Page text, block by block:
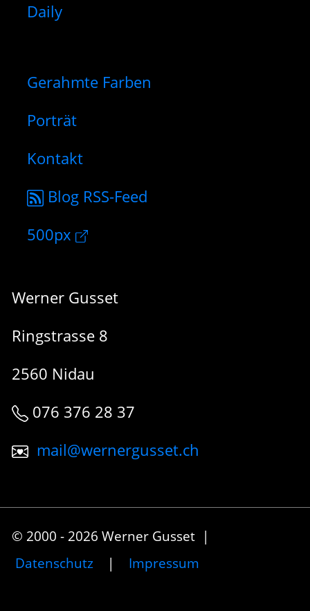
Daily
Gerahmte Farben
Porträt
Kontakt
Blog RSS-Feed
500px
Werner Gusset
Ringstrasse 8
2560 Nidau
076 376 28 37
mail@wernergusset.ch
© 2000 - 2026 Werner Gusset |
Datenschutz
| Impressum